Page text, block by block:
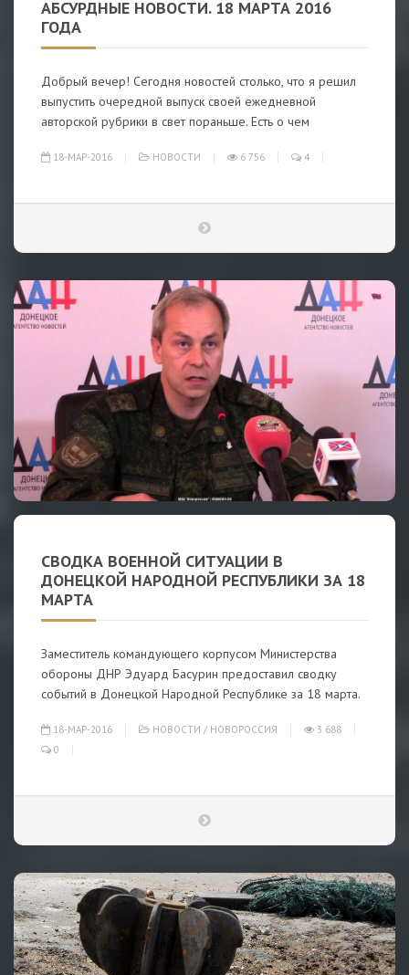
АБСУРДНЫЕ НОВОСТИ. 18 МАРТА 2016
ГОДА
Добрый вечер! Сегодня новостей столько, что я решил
выпустить очередной выпуск своей ежедневной
авторской рубрики в свет пораньше. Есть о чем
18-МАР-2016 НОВОСТИ 6 756 4
СВОДКА ВОЕННОЙ СИТУАЦИИ В
ДОНЕЦКОЙ НАРОДНОЙ РЕСПУБЛИКИ ЗА 18
МАРТА
Заместитель командующего корпусом Министерства
обороны ДНР Эдуард Басурин предоставил сводку
событий в Донецкой Народной Республике за 18 марта.
18-МАР-2016 НОВОСТИ / НОВОРОССИЯ
3 688
0